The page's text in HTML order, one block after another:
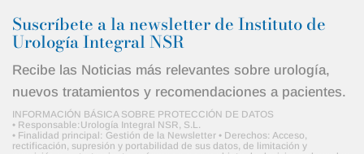
Suscríbete a la newsletter de Instituto de
Urología Integral NSR
Recibe las Noticias más relevantes sobre urología,
nuevos tratamientos y recomendaciones a pacientes.
INFORMACIÓN BÁSICA SOBRE PROTECCIÓN DE DATOS
• Responsable:Urología Integral NSR, S.L.
• Finalidad principal: Gestión de la Newsletter • Derechos: Acceso,
rectificación, supresión y portabilidad de sus datos, de limitación y